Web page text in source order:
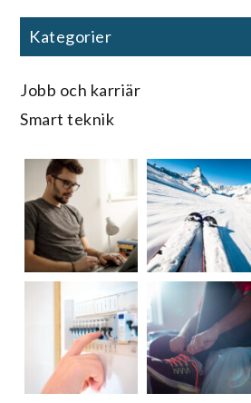
Kategorier
Jobb och karriär
Smart teknik